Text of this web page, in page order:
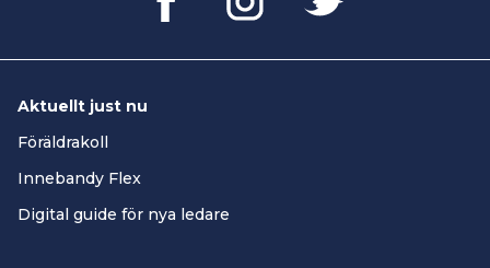
Aktuellt just nu
Föräldrakoll
Innebandy Flex
Digital guide för nya ledare